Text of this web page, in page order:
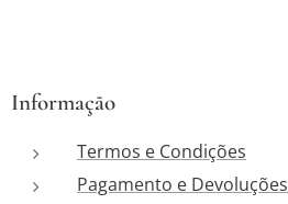
Informação
Termos e Condições
Pagamento e Devoluções